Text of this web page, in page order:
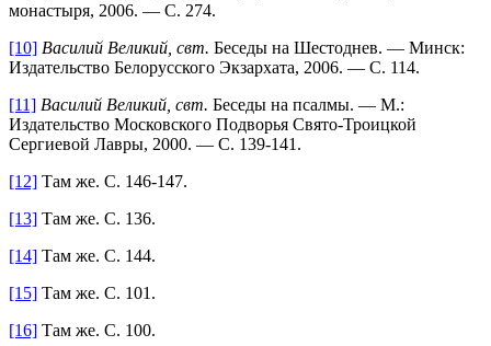
монастыря, 2006. — С. 274.
[10] Василий Великий, свт. Беседы на Шестоднев. — Минск:
Издательство Белорусского Экзархата, 2006. — С. 114.
[11] Василий Великий, свт. Беседы на псалмы. — М.:
Издательство Московского Подворья Свято-Троицкой
Сергиевой Лавры, 2000. — С. 139-141.
[12] Там же. С. 146-147.
[13] Там же. С. 136.
[14] Там же. С. 144.
[15] Там же. С. 101.
[16] Там же. С. 100.